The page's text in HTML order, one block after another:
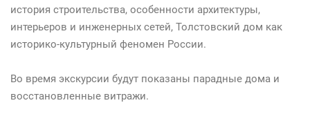
история строительства, особенности архитектуры,
интерьеров и инженерных сетей, Толстовский дом как
историко-культурный феномен России.
Во время экскурсии будут показаны парадные дома и
восстановленные витражи.